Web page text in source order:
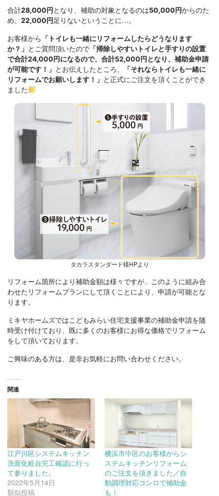
合計28,000円となり、補助の対象となるのは50,000円からのた
め、 22,000円足りないということに…。
お客様から 「トイレも一緒にリフォームしたらどうなります
か？」 とご質問頂いたので 「掃除しやすいトイレと手すりの設置
で合計24,000円になるので、合計52,000円となり、補助金申請
が可能です！」 とお伝えしたところ、
「それならトイレも一緒に
リフォームでお願いします！」 と正式にご注文を頂くことができ
ました
タカラスタンダード様HPより
リフォーム箇所により補助金額は様々ですが、このように組み合
わせたリフォームプランにして頂くことにより、申請が可能とな
ります。
ミキヤホームズではこどもみらい住宅支援事業の補助金申請を随
時受け付けており、既に多くのお客様にお得な価格でリフォーム
をして頂いております。
ご興味のある方は、是非お気軽にお問い合わせください。
関連
江戸川区システムキッチン
洗面化粧台完工確認に行っ
て参りました。
2022年5月14日
類似投稿
横浜市中区のお客様からシ
ステムキッチンリフォーム
のご注文を頂きました／自
動調理対応コンロで補助金
も！